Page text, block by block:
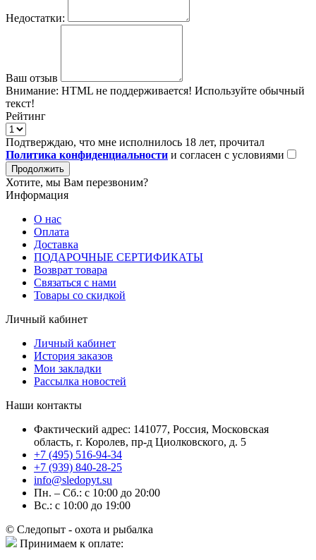
Недостатки:
Ваш отзыв
Внимание: HTML не поддерживается! Используйте обычный
текст!
Рейтинг
Подтверждаю, что мне исполнилось 18 лет, прочитал
Политика конфиденциальности и согласен с условиями
Продолжить
Хотите, мы Вам перезвоним?
Информация
О нас
Оплата
Доставка
ПОДАРОЧНЫЕ СЕРТИФИКАТЫ
Возврат товара
Связаться с нами
Товары со скидкой
Личный кабинет
Личный кабинет
История заказов
Мои закладки
Рассылка новостей
Наши контакты
Фактический адрес: 141077, Россия, Московская
область, г. Королев, пр-д Циолковского, д. 5
+7 (495) 516-94-34
+7 (939) 840-28-25
info@sledopyt.su
Пн. – Сб.: с 10:00 до 20:00
Вс.: с 10:00 до 19:00
© Следопыт - охота и рыбалка
Принимаем к оплате: